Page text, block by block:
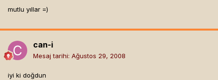
mutlu yıllar =)
can-i
Mesaj tarihi: Ağustos 29, 2008
iyi ki doğdun